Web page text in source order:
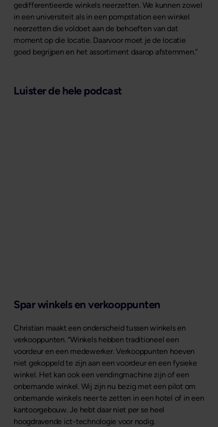
gedifferentieerde winkels neerzetten. We kunnen zowel
in een universiteit als in een pompstation een winkel
neerzetten die voldoet aan de behoeften van dat
moment op die locatie. Daarvoor moet je de locatie
goed begrijpen en het assortiment daarop afstemmen.”
Luister de hele podcast
Spar winkels en verkooppunten
Christian maakt een onderscheid tussen winkels en
verkooppunten. “Winkels hebben traditioneel een
voordeur en een medewerker. Verkooppunten hoeven
niet gekoppeld te zijn aan een voordeur en een fysieke
winkel. Het kan ook een vendingmachine zijn of een
onbemande winkel. Wij zijn nu bezig met een pilot om
onbemande winkels neer te zetten in een hotel of in een
kantoorgebouw. Je hebt daar niet per se heel
hoogdravende ict-technologie voor nodig.